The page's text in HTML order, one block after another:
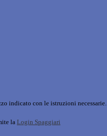
indicato con le istruzioni necessarie.
la Login Spaggiari